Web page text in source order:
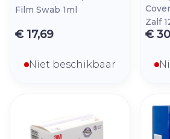
Film Swab 1ml
€ 17,69
Niet beschikbaar
Zalf
€